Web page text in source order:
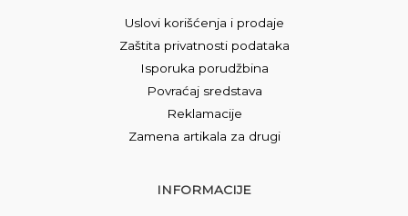
Uslovi korišćenja i prodaje
Zaštita privatnosti podataka
Isporuka porudžbina
Povraćaj sredstava
Reklamacije
Zamena artikala za drugi
INFORMACIJE